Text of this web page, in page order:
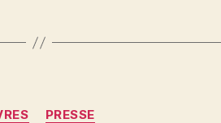
régime
Catégories
PRESSE